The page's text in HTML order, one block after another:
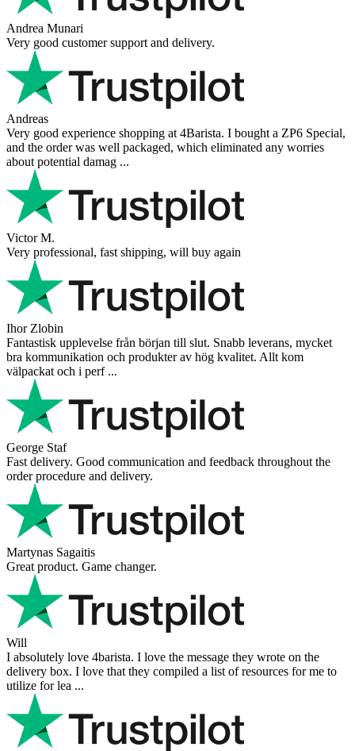
Andrea Munari
Very good customer support and delivery.
Andreas
Very good experience shopping at 4Barista. I bought a ZP6 Special,
and the order was well packaged, which eliminated any worries
about potential damag ...
Victor M.
Very professional, fast shipping, will buy again
Ihor Zlobin
Fantastisk upplevelse från början till slut. Snabb leverans, mycket
bra kommunikation och produkter av hög kvalitet. Allt kom
välpackat och i perf ...
George Staf
Fast delivery. Good communication and feedback throughout the
order procedure and delivery.
Martynas Sagaitis
Great product. Game changer.
Will
I absolutely love 4barista. I love the message they wrote on the
delivery box. I love that they compiled a list of resources for me to
utilize for lea ...